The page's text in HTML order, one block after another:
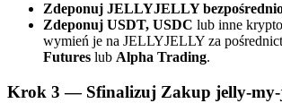
Polecaj
Zaproś przyjaciela, aby otrzymać nagrody
Zdeponuj JELLYJELLY
Zdeponuj USDT, USDC lub inne
wymień je na JELLYJELLY za
Futures lub Alpha Trading.
Krok 3 — Sfinalizuj Zakup jelly-